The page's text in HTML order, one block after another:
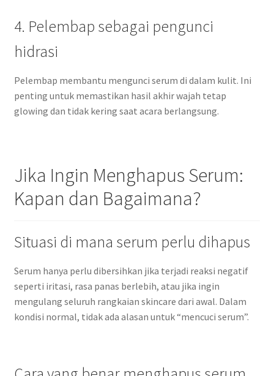
4. Pelembap sebagai pengunci
hidrasi
Pelembap membantu mengunci serum di dalam kulit. Ini
penting untuk memastikan hasil akhir wajah tetap
glowing dan tidak kering saat acara berlangsung.
Jika Ingin Menghapus Serum:
Kapan dan Bagaimana?
Situasi di mana serum perlu dihapus
Serum hanya perlu dibersihkan jika terjadi reaksi negatif
seperti iritasi, rasa panas berlebih, atau jika ingin
mengulang seluruh rangkaian skincare dari awal. Dalam
kondisi normal, tidak ada alasan untuk “mencuci serum”.